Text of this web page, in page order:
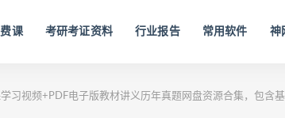
课 考研考证资料 行业报告 常用软件 神
习视频+PDF电子版教材讲义历年真题网盘资源合集，包